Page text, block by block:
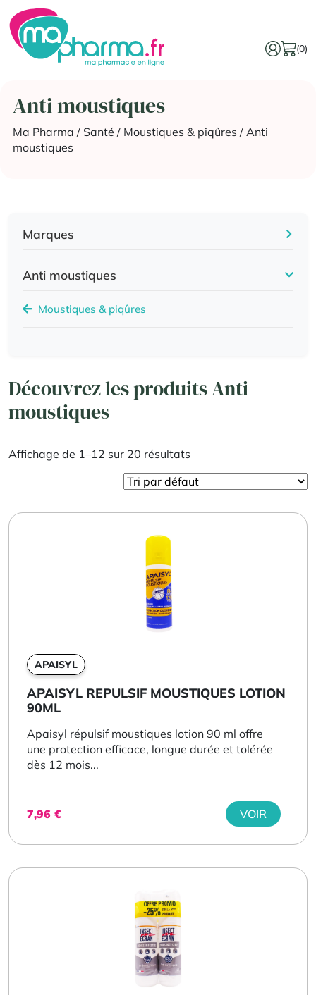
(0)
Anti moustiques
Ma Pharma / Santé / Moustiques & piqûres / Anti
moustiques
Marques
Anti moustiques
Moustiques & piqûres
Découvrez les produits Anti
moustiques
Affichage de 1–12 sur 20 résultats
APAISYL
APAISYL REPULSIF MOUSTIQUES LOTION
90ML
Apaisyl répulsif moustiques lotion 90 ml offre
une protection efficace, longue durée et tolérée
dès 12 mois...
7,96 € VOIR